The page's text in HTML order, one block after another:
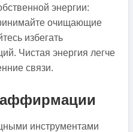
энергии:
очищающие
избегать
Чистая энергия легче
связи.
аффирмации
инструментами